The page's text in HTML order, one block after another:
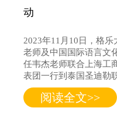
动
2023年11月10日，格
老师及中国国际语言文
任韦杰老师联合上海工
表团一行到泰国圣迪勒
阅读全文>>